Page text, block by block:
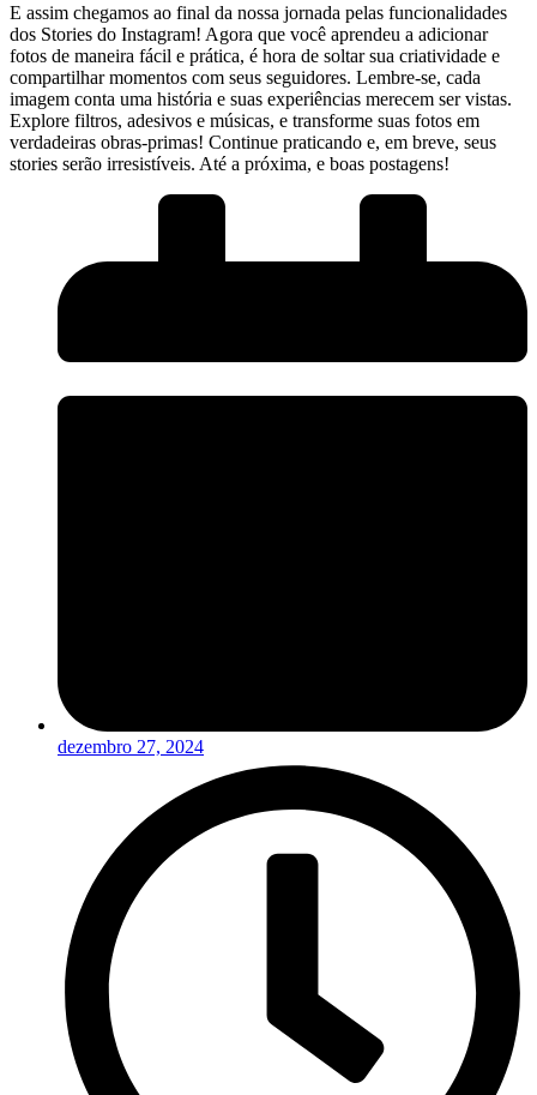
E assim chegamos​ ao final da nossa ⁣jornada pelas funcionalidades
dos Stories ​do Instagram! Agora que você aprendeu a adicionar
fotos de maneira fácil e prática, é hora de soltar sua criatividade e
‌compartilhar momentos com seus ⁤seguidores. Lembre-se, cada
imagem conta ⁣uma história e suas ‍experiências merecem ser vistas.
Explore filtros, ⁤adesivos e músicas, e transforme suas fotos em
verdadeiras obras-primas!‍ Continue praticando e, em breve, seus
stories serão irresistíveis. Até a próxima, e boas postagens!
dezembro 27, 2024